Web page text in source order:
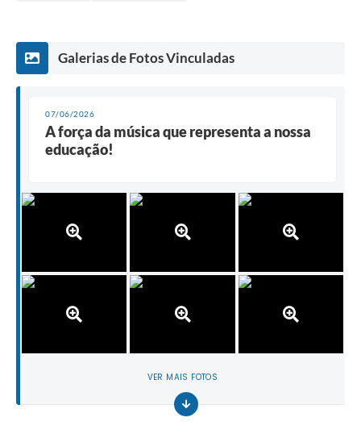
Galerias de Fotos Vinculadas
07/06/2026
A força da música que representa a nossa
educação!
VER MAIS FOTOS